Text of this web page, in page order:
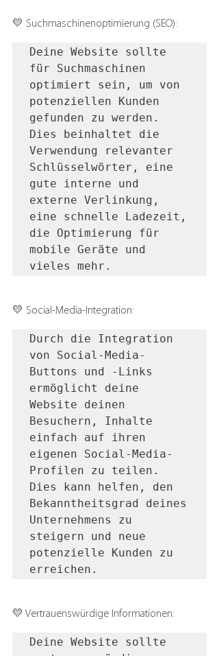
💛 Suchmaschinenoptimierung (SEO):
Deine Website sollte
für Suchmaschinen
optimiert sein, um von
potenziellen Kunden
gefunden zu werden.
Dies beinhaltet die
Verwendung relevanter
Schlüsselwörter, eine
gute interne und
externe Verlinkung,
eine schnelle Ladezeit,
die Optimierung für
mobile Geräte und
vieles mehr.
💛 Social-Media-Integration:
Durch die Integration
von Social-Media-
Buttons und -Links
ermöglicht deine
Website deinen
Besuchern, Inhalte
einfach auf ihren
eigenen Social-Media-
Profilen zu teilen.
Dies kann helfen, den
Bekanntheitsgrad deines
Unternehmens zu
steigern und neue
potenzielle Kunden zu
erreichen.
💛 Vertrauenswürdige Informationen:
Deine Website sollte